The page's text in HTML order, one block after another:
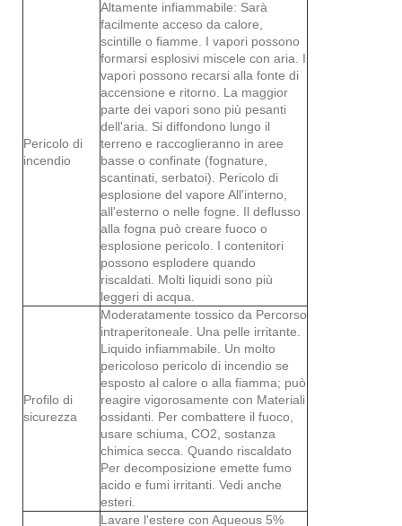
Pericolo di
incendio
Altamente infiammabile: Sarà
facilmente acceso da calore,
scintille o fiamme. I vapori possono
formarsi esplosivi miscele con aria. I
vapori possono recarsi alla fonte di
accensione e ritorno. La maggior
parte dei vapori sono più pesanti
dell'aria. Si diffondono lungo il
terreno e raccoglieranno in aree
basse o confinate (fognature,
scantinati, serbatoi). Pericolo di
esplosione del vapore All'interno,
all'esterno o nelle fogne. Il deflusso
alla fogna può creare fuoco o
esplosione pericolo. I contenitori
possono esplodere quando
riscaldati. Molti liquidi sono più
leggeri di acqua.
Profilo di
sicurezza
Moderatamente tossico da Percorso
intraperitoneale. Una pelle irritante.
Liquido infiammabile. Un molto
pericoloso pericolo di incendio se
esposto al calore o alla fiamma; può
reagire vigorosamente con Materiali
ossidanti. Per combattere il fuoco,
usare schiuma, CO2, sostanza
chimica secca. Quando riscaldato
Per decomposizione emette fumo
acido e fumi irritanti. Vedi anche
esteri.
Lavare l'estere con Aqueous 5%